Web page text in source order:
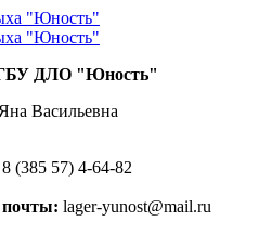
"Юность"
"Юность"
ДЛО "Юность"
Васильевна
8 (385 57) 4-64-82
почты: lager-yunost@mail.ru